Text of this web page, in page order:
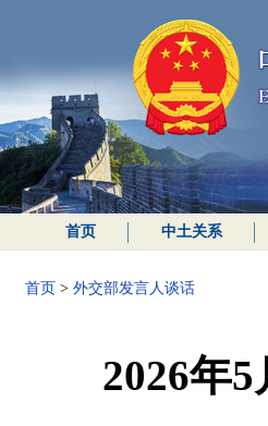
首页 中土关系
首页 > 外交部发言人谈话
2026年